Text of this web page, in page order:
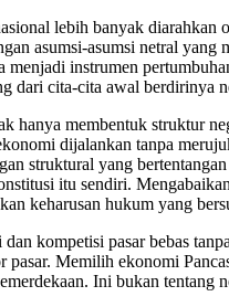
lebih banyak diarahkan
asumsi-asumsi netral
menjadi instrumen
dari cita-cita awal berdirinya
hanya membentuk struktur
dijalankan tanpa
struktural yang
itu sendiri.
keharusan hukum yang
kompetisi pasar bebas
Memilih ekonomi
Ini bukan tentang